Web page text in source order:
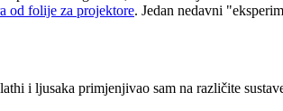
od folije za projektore. Jedan nedavni
i ljusaka primjenjivao sam na različite